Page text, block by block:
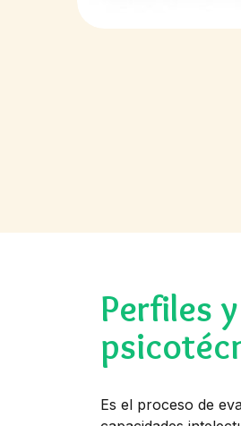
Perfiles
Es el proceso de